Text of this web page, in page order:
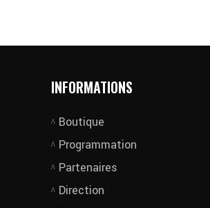
INFORMATIONS
Boutique
Programmation
Partenaires
Direction